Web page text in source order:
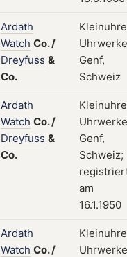
Ardath
Watch Co./
Dreyfuss &
Co.
Genf,
Schweiz
Ardath
Watch Co./
Dreyfuss &
Co.
Genf,
Schweiz;
am
16.1.1950
Ardath
Watch Co./